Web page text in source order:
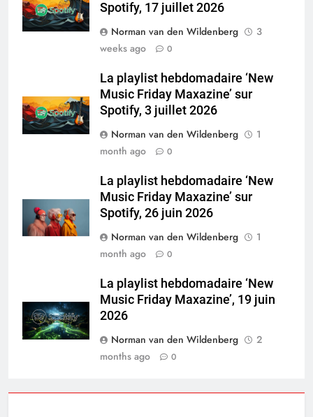
Spotify, 17 juillet 2026
Norman van den Wildenberg
3
weeks ago
0
La playlist hebdomadaire ‘New
Music Friday Maxazine’ sur
Spotify, 3 juillet 2026
Norman van den Wildenberg
1
month ago
0
La playlist hebdomadaire ‘New
Music Friday Maxazine’ sur
Spotify, 26 juin 2026
Norman van den Wildenberg
1
month ago
0
La playlist hebdomadaire ‘New
Music Friday Maxazine’, 19 juin
2026
Norman van den Wildenberg
2
months ago
0